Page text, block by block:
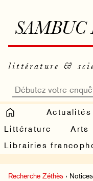
littérature &
Actualités
Littérature
Arts
Librairies
Recherche Zéthès ›